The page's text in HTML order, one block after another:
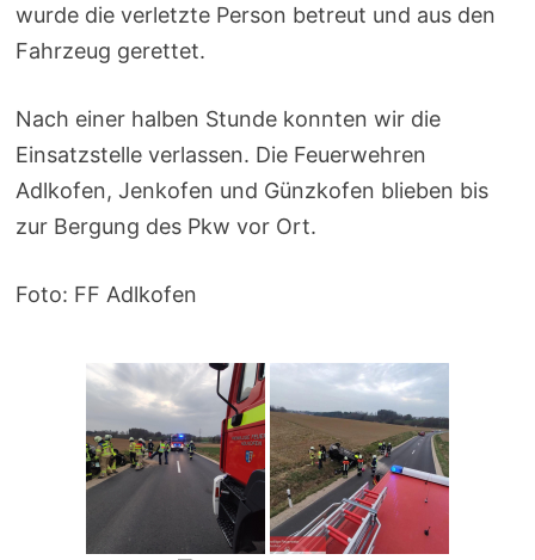
wurde die verletzte Person betreut und aus den
Fahrzeug gerettet.
Nach einer halben Stunde konnten wir die
Einsatzstelle verlassen. Die Feuerwehren
Adlkofen, Jenkofen und Günzkofen blieben bis
zur Bergung des Pkw vor Ort.
Foto: FF Adlkofen